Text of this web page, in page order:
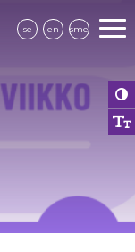
se en sme